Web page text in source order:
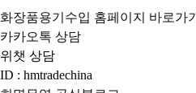
화장품용기수입 홈페이지 바로가기
카카오톡 상담
위챗 상담
ID : hmtradechina